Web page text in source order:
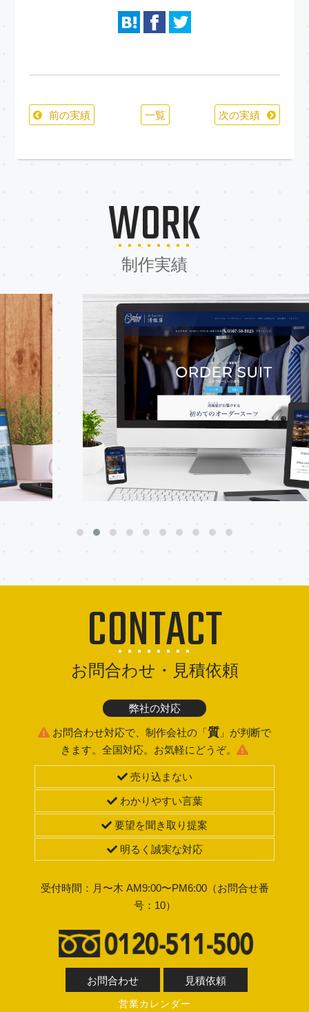
前の実績 一覧 次の実績
WORK
制作実績
CONTACT
お問合わせ・見積依頼
弊社の対応
お問合わせ対応で、制作会社の「質」が判断で
きます。全国対応。お気軽にどうぞ。
売り込まない
わかりやすい言葉
要望を聞き取り提案
明るく誠実な対応
受付時間：月〜木 AM9:00〜PM6:00（お問合せ番
号：10）
お問合わせ 見積依頼
営業カレンダー